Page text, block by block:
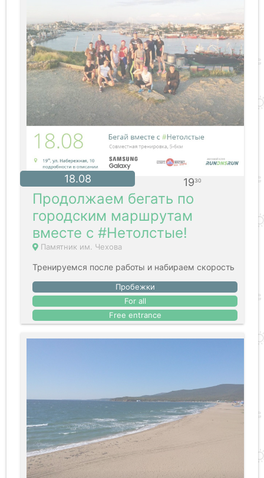
18.08 1930
Продолжаем бегать по
городским маршрутам
вместе с #Нетолстые!
Памятник им. Чехова
Тренируемся после работы и набираем скорость
Пробежки
For all
Free entrance